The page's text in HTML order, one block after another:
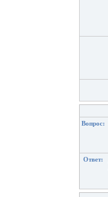
Вопрос:
Ответ: